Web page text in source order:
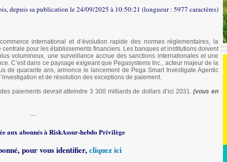
depuis sa publication le 24/09/2025 à 10:50:21 (longueur : 5977 caractères)
international et d’évolution rapide des normes réglementaires, la
pour les établissements financiers. Les banques et institutions doivent
volumineux, une surveillance accrue des sanctions internationales et une
C’est dans ce paysage exigeant que Pegasystems Inc., acteur majeur de la
de quarante ans, annonce le lancement de Pega Smart Investigate Agentic
et de résolution des exceptions de paiement.
paiements devrait atteindre 3 300 milliards de dollars d’ici 2031.(vous en
…
aux abonnés à RiskAssur-hebdo Privilège
pour vous identifier,cliquez ici